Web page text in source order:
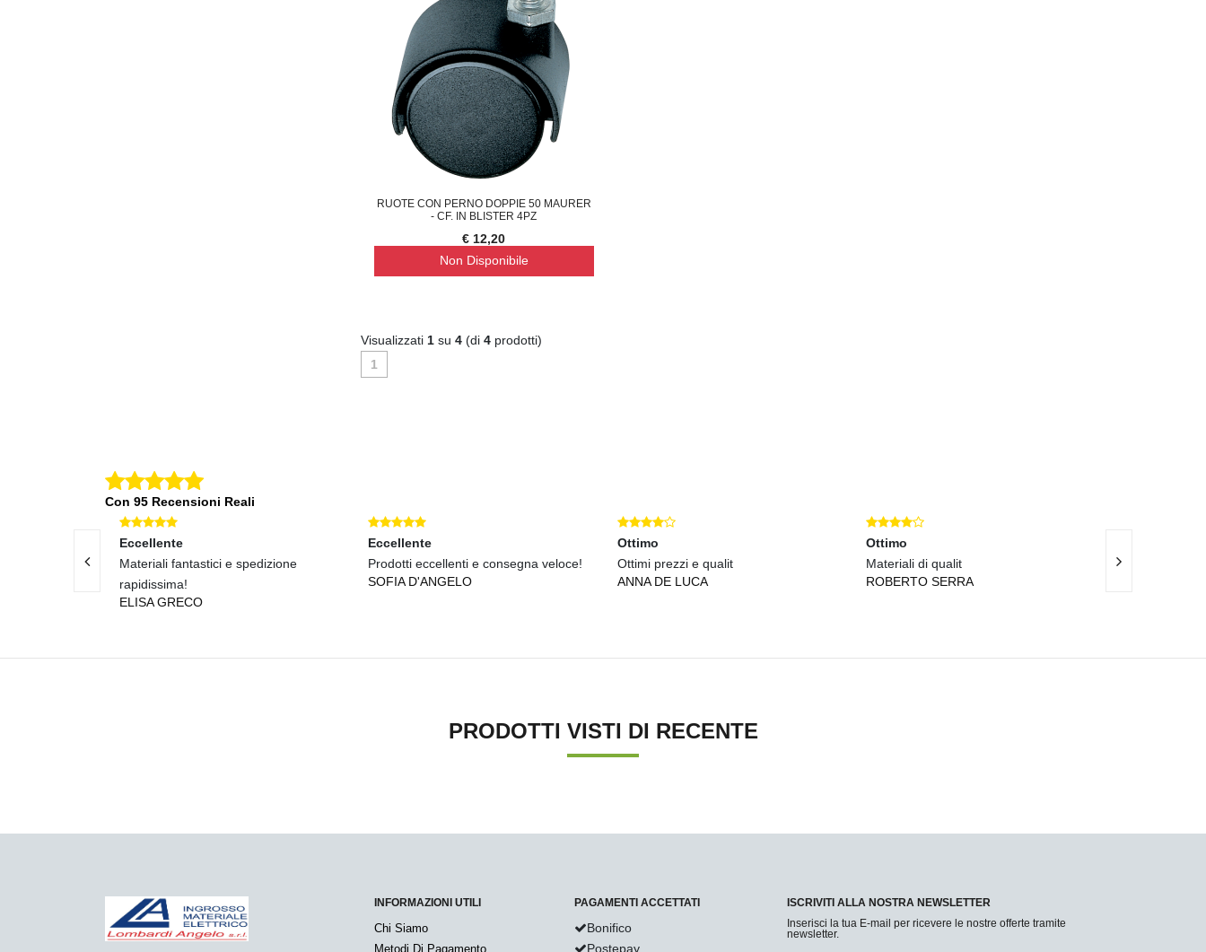
RUOTE CON PERNO DOPPIE 50 MAURER
- CF. IN BLISTER 4PZ
€ 12,20
Non Disponibile
Visualizzati 1 su 4 (di 4 prodotti)
1
Con 95 Recensioni Reali
materiali top!
Eccellente
Materiali fantastici e spedizione
rapidissima!
ELISA GRECO
Eccellente
Prodotti eccellenti e consegna veloce!
SOFIA D'ANGELO
Ottimo
Ottimi prezzi e qualit
ANNA DE LUCA
Ottimo
Materiali di qualit
ROBERTO SERRA
Consegna
PRODOTTI VISTI DI RECENTE
INFORMAZIONI UTILI
Chi Siamo
Metodi Di Pagamento
PAGAMENTI ACCETTATI
Bonifico
Postepay
ISCRIVITI ALLA NOSTRA NEWSLETTER
Inserisci la tua E-mail per ricevere le nostre offerte tramite
newsletter.